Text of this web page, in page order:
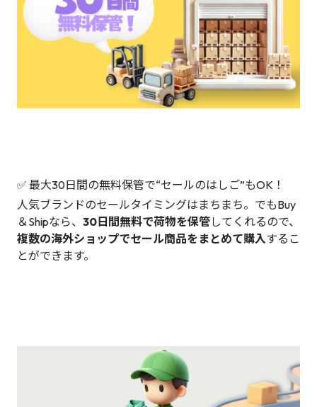
✅ 最大30日間の無料保管で“セールのはしご”もOK！
人気ブランドのセールタイミングはまちまち。でもBuy
＆Shipなら、 30日間無料で荷物を保管してくれるので、
複数の海外ショップでセール商品をまとめて購入するこ
とができます。